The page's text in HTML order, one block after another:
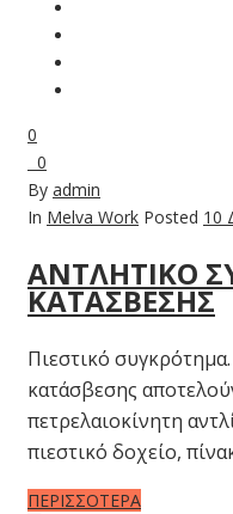
0
0
By admin
In Melva Work Posted 10
ΑΝΤΛΗΤΙΚΟ
ΚΑΤΑΣΒΕΣΗΣ
Πιεστικό
κατάσβεσης
πετρελαιοκίνητη
πιεστικό δοχείο,
ΠΕΡΙΣΣΟΤΕΡΑ